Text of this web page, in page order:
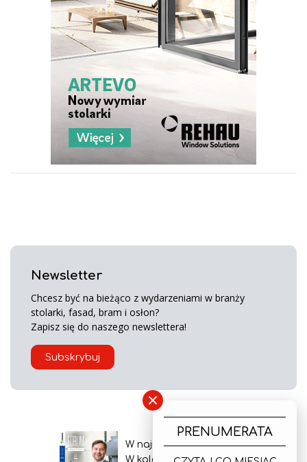
Newsletter
Chcesz być na bieżąco z wydarzeniami w branży
stolarki, fasad, bram i osłon?
Zapisz się do naszego newslettera!
Subskrybuj
W najnowszym wydaniu
W kolejnym numerze
×
PRENUMERATA